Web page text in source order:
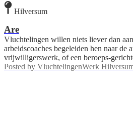
Hilversum
Are
Vluchtelingen willen niets liever dan
arbeidscoaches begeleiden hen naar de
vrijwilligerswerk, of een beroeps-
Posted by VluchtelingenWerk